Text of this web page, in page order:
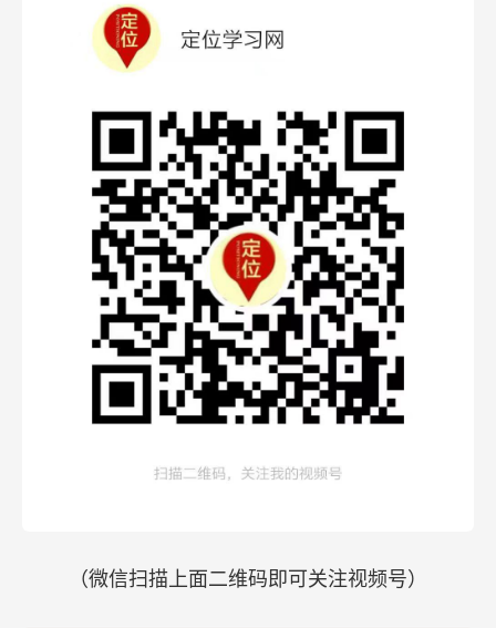
（微信扫描上面二维码即可关注视频号）